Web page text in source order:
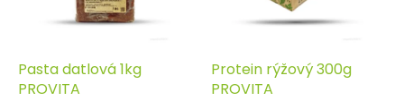
dPasta datlová 1kg
PROVITA
Protein rýžový 300g
PROVITA